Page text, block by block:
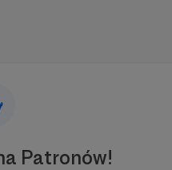
Patronów!